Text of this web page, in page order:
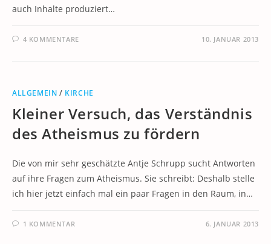
auch Inhalte produziert…
4 KOMMENTARE 10. JANUAR 2013
ALLGEMEIN / KIRCHE
Kleiner Versuch, das Verständnis
des Atheismus zu fördern
Die von mir sehr geschätzte Antje Schrupp sucht Antworten
auf ihre Fragen zum Atheismus. Sie schreibt: Deshalb stelle
ich hier jetzt einfach mal ein paar Fragen in den Raum, in…
1 KOMMENTAR 6. JANUAR 2013